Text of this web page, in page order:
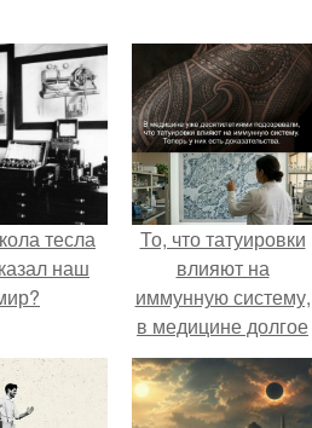
тесла
наш
То, что татуировки
влияют на
иммунную систему,
в медицине долгое
время
рассматривалось
лишь как гипотеза.